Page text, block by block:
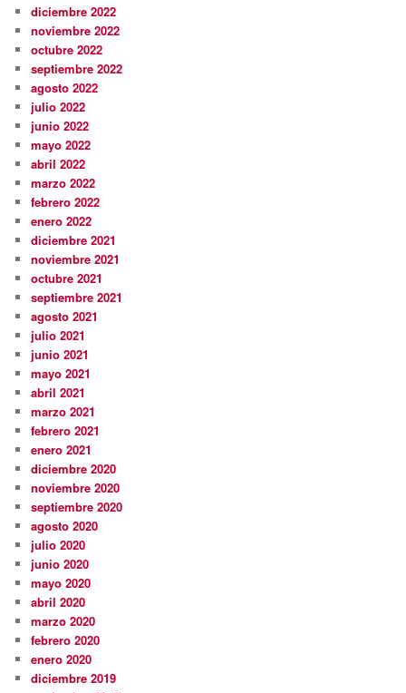
diciembre 2022
noviembre 2022
octubre 2022
septiembre 2022
agosto 2022
julio 2022
junio 2022
mayo 2022
abril 2022
marzo 2022
febrero 2022
enero 2022
diciembre 2021
noviembre 2021
octubre 2021
septiembre 2021
agosto 2021
julio 2021
junio 2021
mayo 2021
abril 2021
marzo 2021
febrero 2021
enero 2021
diciembre 2020
noviembre 2020
septiembre 2020
agosto 2020
julio 2020
junio 2020
mayo 2020
abril 2020
marzo 2020
febrero 2020
enero 2020
diciembre 2019